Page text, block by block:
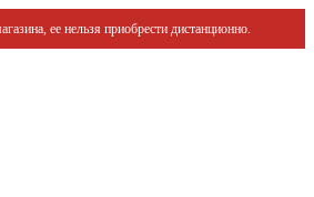
ее нельзя приобрести дистанционно.